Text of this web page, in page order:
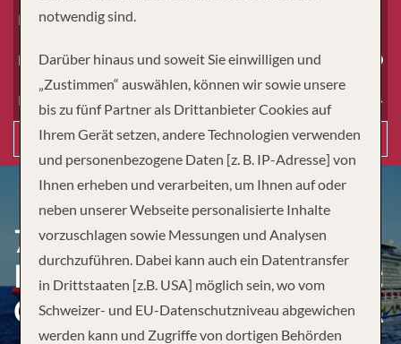
Kinder
Dauer
Reiseart
Suchen
7-DAY MEXICAN RIVIERA
ROUND-TRIP LOS ANGELES:
CABO & PUERTO VALLARTA
notwendig sind.
Darüber hinaus und soweit Sie einwilligen und
„Zustimmen“ auswählen, können wir sowie unsere
bis zu fünf Partner als Drittanbieter Cookies auf
Ihrem Gerät setzen, andere Technologien verwenden
und personenbezogene Daten [z. B. IP-Adresse] von
Ihnen erheben und verarbeiten, um Ihnen auf oder
neben unserer Webseite personalisierte Inhalte
vorzuschlagen sowie Messungen und Analysen
durchzuführen. Dabei kann auch ein Datentransfer
in Drittstaaten [z.B. USA] möglich sein, wo vom
Schweizer- und EU-Datenschutzniveau abgewichen
werden kann und Zugriffe von dortigen Behörden